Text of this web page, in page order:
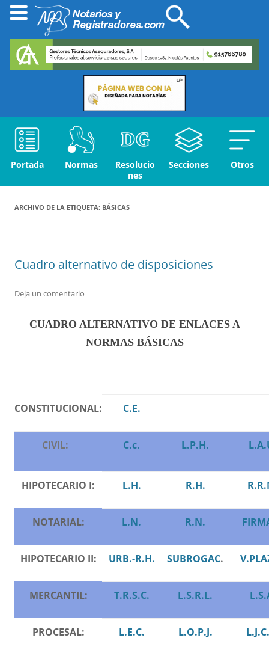
Portada Normas
Resolucio
nes
Secciones Otros
ARCHIVO DE LA ETIQUETA: BÁSICAS
Cuadro alternativo de disposiciones
Deja un comentario
CUADRO ALTERNATIVO DE ENLACES A
NORMAS BÁSICAS
CONSTITUCIONAL: C.E.
CIVIL: C.c. L.P.H.
HIPOTECARIO I: L.H. R.H.
NOTARIAL: L.N. R.N.
HIPOTECARIO II: URB.-R.H. SUBROGAC.
MERCANTIL: T.R.S.C. L.S.R.L.
PROCESAL: L.E.C. L.O.P.J.